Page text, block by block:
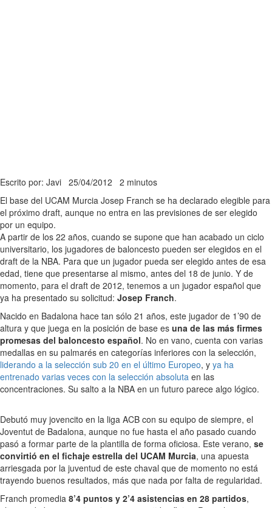
Escrito por: Javi 25/04/2012 2 minutos
El base del UCAM Murcia Josep Franch se ha declarado elegible para
el próximo draft, aunque no entra en las previsiones de ser elegido
por un equipo.
A partir de los 22 años, cuando se supone que han acabado un ciclo
universitario, los jugadores de baloncesto pueden ser elegidos en el
draft de la NBA. Para que un jugador pueda ser elegido antes de esa
edad, tiene que presentarse al mismo, antes del 18 de junio. Y de
momento, para el draft de 2012, tenemos a un jugador español que
ya ha presentado su solicitud: Josep Franch.
Nacido en Badalona hace tan sólo 21 años, este jugador de 1’90 de
altura y que juega en la posición de base es una de las más firmes
promesas del baloncesto español. No en vano, cuenta con varias
medallas en su palmarés en categorías inferiores con la selección,
liderando a la selección sub 20 en el último Europeo, y ya ha
entrenado varias veces con la selección absoluta en las
concentraciones. Su salto a la NBA en un futuro parece algo lógico.
Debutó muy jovencito en la liga ACB con su equipo de siempre, el
Joventut de Badalona, aunque no fue hasta el año pasado cuando
pasó a formar parte de la plantilla de forma oficiosa. Este verano, se
convirtió en el fichaje estrella del UCAM Murcia, una apuesta
arriesgada por la juventud de este chaval que de momento no está
trayendo buenos resultados, más que nada por falta de regularidad.
Franch promedia 8’4 puntos y 2’4 asistencias en 28 partidos,